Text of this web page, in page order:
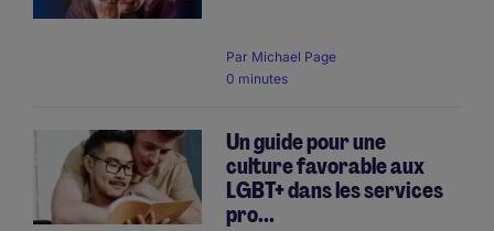
Par Michael Page
0 minutes
Un guide pour une
culture favorable aux
LGBT+ dans les services
pro...